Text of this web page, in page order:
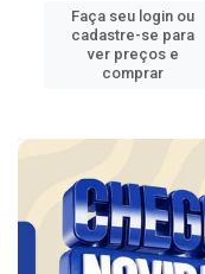
Faça seu login ou
cadastre-se para
ver preços e
comprar